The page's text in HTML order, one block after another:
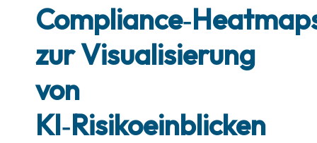
zur Visualisierung
von
KI‑Risikoeinblicken